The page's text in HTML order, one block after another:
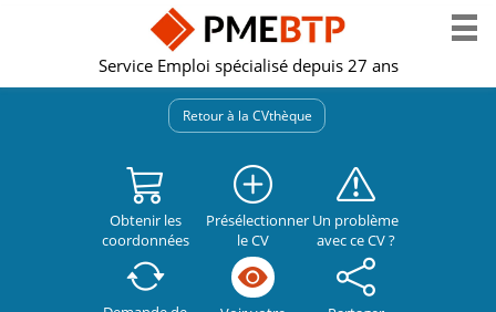
Service Emploi spécialisé depuis 27 ans
Retour à la CVthèque
Obtenir les
coordonnées
Présélectionner
le CV
Un problème
avec ce CV ?